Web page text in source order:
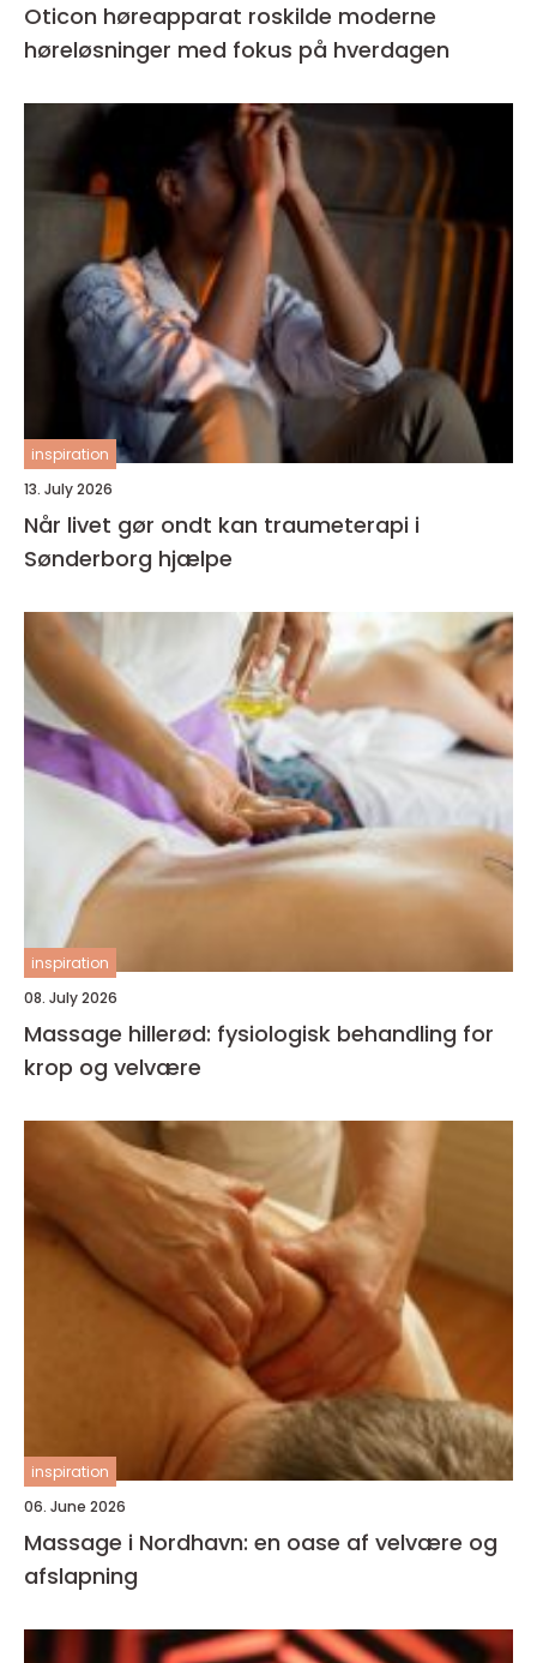
Oticon høreapparat roskilde moderne
høreløsninger med fokus på hverdagen
inspiration
13. July 2026
Når livet gør ondt kan traumeterapi i
Sønderborg hjælpe
inspiration
08. July 2026
Massage hillerød: fysiologisk behandling for
krop og velvære
inspiration
06. June 2026
Massage i Nordhavn: en oase af velvære og
afslapning